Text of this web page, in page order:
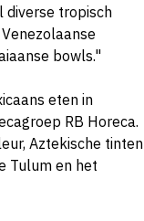
diverse tropisch
bowls."
eten in
RB Horeca.
Aztekische tinten
Tulum en het